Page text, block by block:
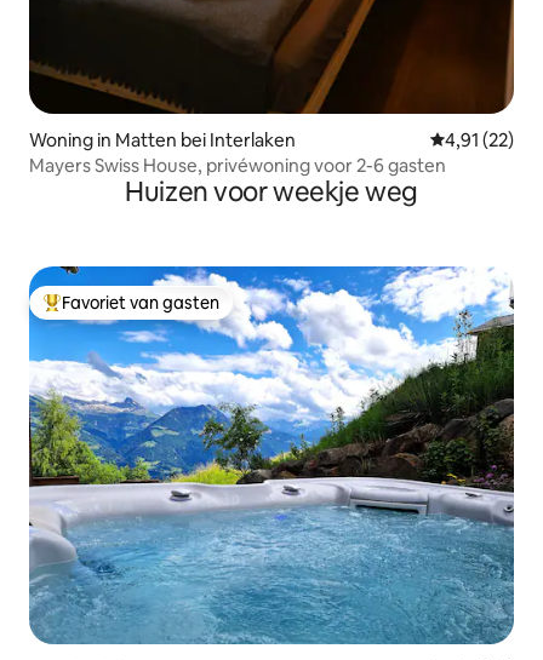
Woning in Matten bei Interlaken Gemiddelde
4,91 (22)
Mayers Swiss House, privéwoning voor 2-6 gasten
Huizen voor weekje weg
Topfavoriet van gasten
Favoriet van gasten